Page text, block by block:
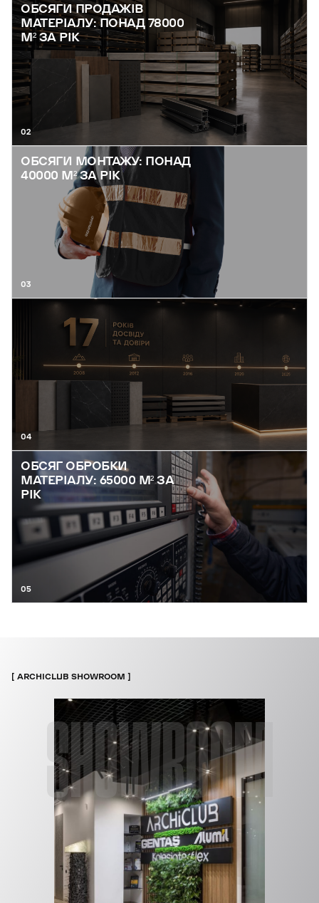
ОБСЯГИ ПРОДАЖІВ
МАТЕРІАЛУ: ПОНАД 78000
М² ЗА РІК
02
ОБСЯГИ МОНТАЖУ: ПОНАД
40000 М² ЗА РІК
03
04
ОБСЯГ ОБРОБКИ
МАТЕРІАЛУ: 65000 М² ЗА
РІК
05
SHOWROOM
ARCHICLUB SHOWROOM